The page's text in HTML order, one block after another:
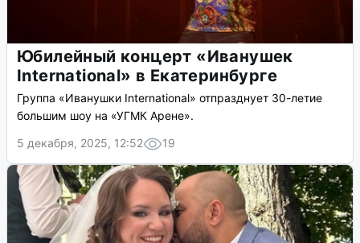
Юбилейный концерт «Иванушек
International» в Екатеринбурге
Группа «Иванушки International» отпразднует 30-летие
большим шоу на «УГМК Арене».
5 декабря, 2025, 12:52
19